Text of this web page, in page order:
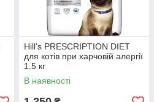
Hill’s PRESCRIPTION DIET
для котів при харчовій алергії
1.5 кг
В наявності